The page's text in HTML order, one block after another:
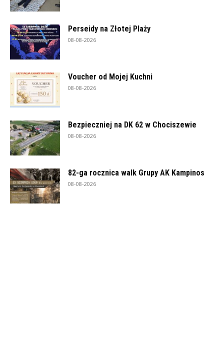
Perseidy na Złotej Plaży
08-08-2026
Voucher od Mojej Kuchni
08-08-2026
Bezpieczniej na DK 62 w Chociszewie
08-08-2026
82-ga rocznica walk Grupy AK Kampinos
08-08-2026